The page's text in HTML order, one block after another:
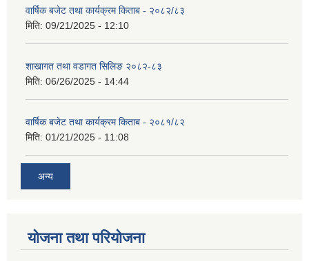
वार्षिक बजेट तथा कार्यक्रम किताब - २०८२/८३
मिति: 09/21/2025 - 12:10
शाखागत तथा वडागत सिलिङ २०८२-८३
मिति: 06/26/2025 - 14:44
वार्षिक बजेट तथा कार्यक्रम किताब - २०८१/८२
मिति: 01/21/2025 - 11:08
अन्य
योजना तथा परियोजना